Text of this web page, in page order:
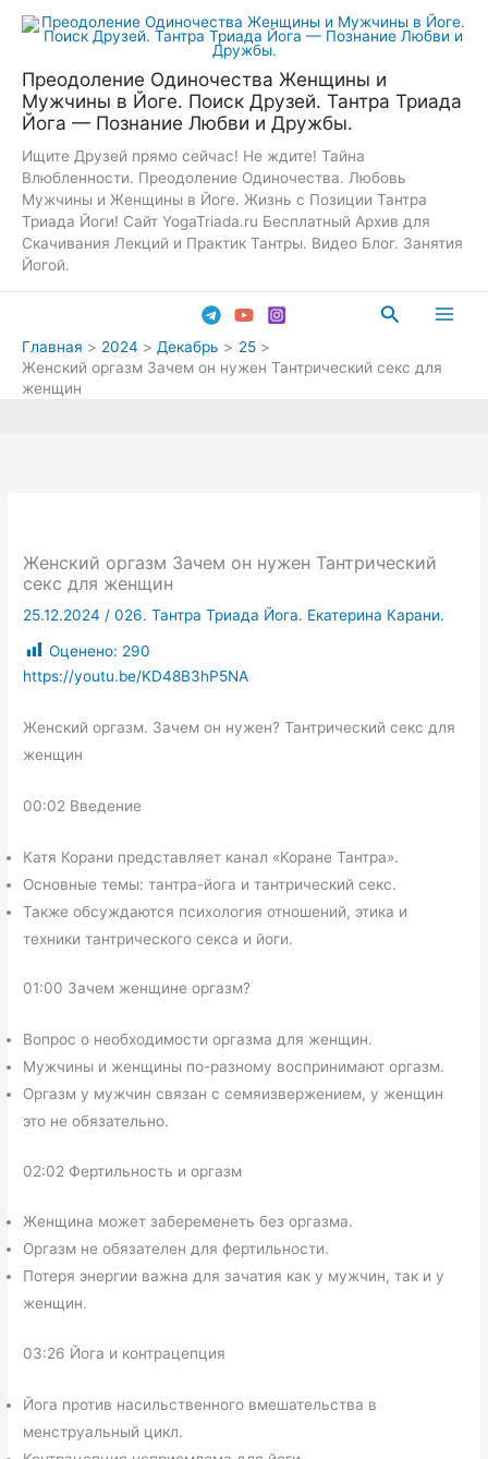
Перейти
Преодоление Одиночества Женщины и
Мужчины в Йоге. Поиск Друзей. Тантра Триада
Йога — Познание Любви и Дружбы.
Ищите Друзей прямо сейчас! Не ждите! Тайна
Влюбленности. Преодоление Одиночества. Любовь
Мужчины и Женщины в Йоге. Жизнь с Позиции Тантра
Триада Йоги! Сайт YogaTriada.ru Бесплатный Архив для
Скачивания Лекций и Практик Тантры. Видео Блог. Занятия
Йогой.
Поиск
Главная 2024 Декабрь
25
Женский оргазм Зачем он нужен Тантрический секс для
женщин
Женский оргазм Зачем он нужен Тантрический
секс для женщин
25.12.2024 /026. Тантра Триада Йога. Екатерина Карани.
Оценено: 290
https://youtu.be/KD48B3hP5NA
Женский оргазм. Зачем он нужен? Тантрический секс для
женщин
00:02 Введение
Катя Корани представляет канал «Коране Тантра».
Основные темы: тантра-йога и тантрический секс.
Также обсуждаются психология отношений, этика и
техники тантрического секса и йоги.
01:00 Зачем женщине оргазм?
Вопрос о необходимости оргазма для женщин.
Мужчины и женщины по-разному воспринимают оргазм.
Оргазм у мужчин связан с семяизвержением, у женщин
это не обязательно.
02:02 Фертильность и оргазм
Женщина может забеременеть без оргазма.
Оргазм не обязателен для фертильности.
Потеря энергии важна для зачатия как у мужчин, так и у
женщин.
03:26 Йога и контрацепция
Йога против насильственного вмешательства в
менструальный цикл.